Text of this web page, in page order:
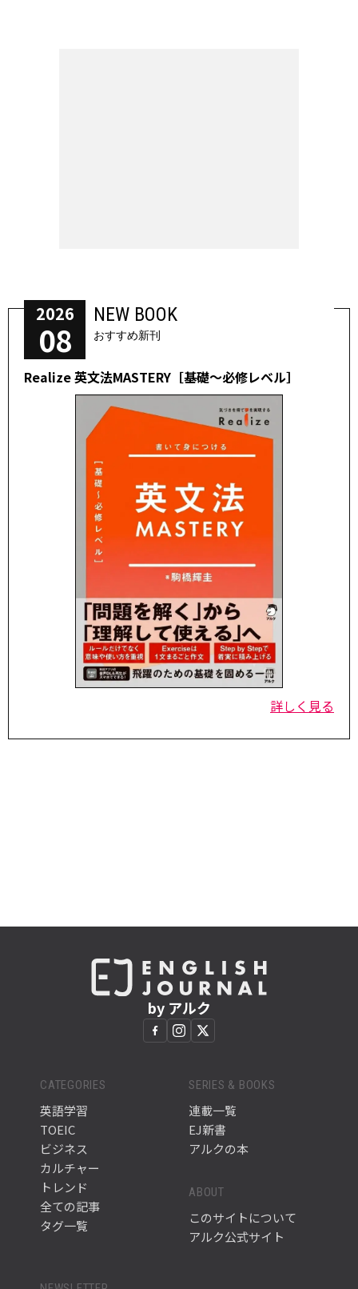
2026
08
NEW BOOK
おすすめ新刊
Realize 英文法MASTERY［基礎～必修レベル］
詳しく見る
by アルク
CATEGORIES
英語学習
TOEIC
ビジネス
カルチャー
トレンド
全ての記事
タグ一覧
SERIES & BOOKS
連載一覧
EJ新書
アルクの本
ABOUT
このサイトについて
アルク公式サイト